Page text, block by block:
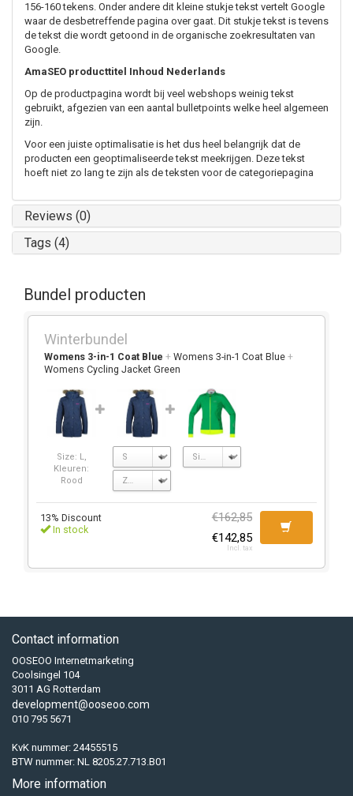
156-160 tekens. Onder andere dit kleine stukje tekst vertelt Google
waar de desbetreffende pagina over gaat. Dit stukje tekst is tevens
de tekst die wordt getoond in de organische zoekresultaten van
Google.
AmaSEO producttitel Inhoud Nederlands
Op de productpagina wordt bij veel webshops weinig tekst
gebruikt, afgezien van een aantal bulletpoints welke heel algemeen
zijn.
Voor een juiste optimalisatie is het dus heel belangrijk dat de
producten een geoptimaliseerde tekst meekrijgen. Deze tekst
hoeft niet zo lang te zijn als de teksten voor de categoriepagina
Reviews (0)
Tags (4)
Bundel producten
Winterbundel
Womens 3-in-1 Coat Blue + Womens 3-in-1 Coat Blue +
Womens Cycling Jacket Green
Size: L,
Kleuren:
Rood
13% Discount
€162,85
€142,85
Incl. tax
In stock
Contact information
OOSEOO Internetmarketing
Coolsingel 104
3011 AG Rotterdam
development@ooseoo.com
010 795 5671
KvK nummer: 24455515
BTW nummer: NL 8205.27.713.B01
More information